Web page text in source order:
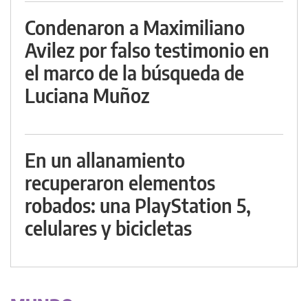
Condenaron a Maximiliano
Avilez por falso testimonio en
el marco de la búsqueda de
Luciana Muñoz
En un allanamiento
recuperaron elementos
robados: una PlayStation 5,
celulares y bicicletas